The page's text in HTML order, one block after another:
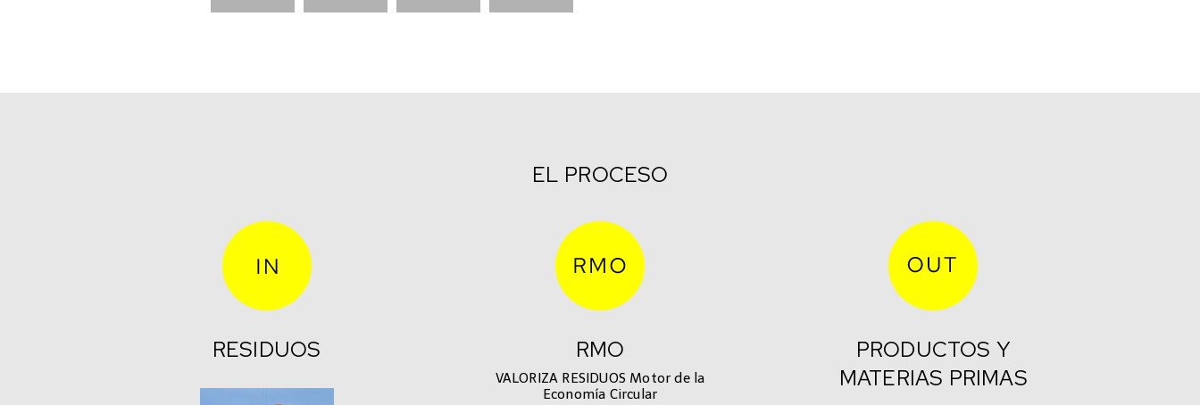
EL PROCESO
RESIDUOS RMO
VALORIZA RESIDUOS Motor de la
Economía Circular
PRODUCTOS Y
MATERIAS PRIMAS